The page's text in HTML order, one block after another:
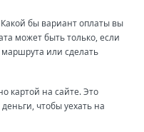
Какой бы вариант оплаты вы
может быть только, если
или сделать
картой на сайте. Это
чтобы уехать на